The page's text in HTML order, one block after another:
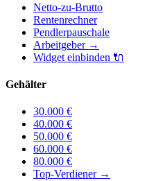
Netto-zu-Brutto
Rentenrechner
Pendlerpauschale
Arbeitgeber→
Widget einbinden 🔌
Gehälter
30.000 €
40.000 €
50.000 €
60.000 €
80.000 €
Top-Verdiener→